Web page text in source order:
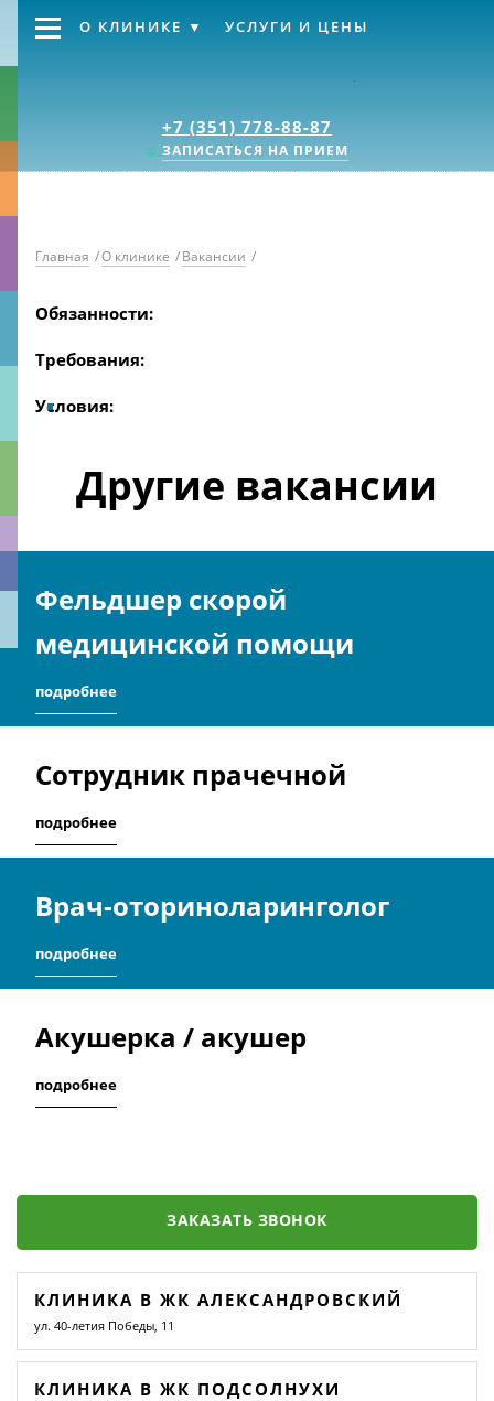
+7 (351) 778-88-87
ЗАПИСАТЬСЯ НА ПРИЕМ
О КЛИНИКЕ УСЛУГИ И ЦЕНЫ
Главная /О клинике /Вакансии /
Обязанности:
Требования:
Условия:
Другие вакансии
Фельдшер скорой
медицинской помощи
подробнее
Сотрудник прачечной
подробнее
Врач-оториноларинголог
подробнее
Акушерка / акушер
подробнее
ЗАКАЗАТЬ ЗВОНОК
КЛИНИКА В ЖК АЛЕКСАНДРОВСКИЙ
ул. 40-летия Победы, 11
КЛИНИКА В ЖК ПОДСОЛНУХИ